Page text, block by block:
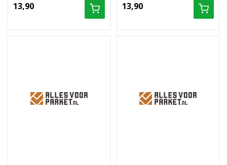
13,90 13,90